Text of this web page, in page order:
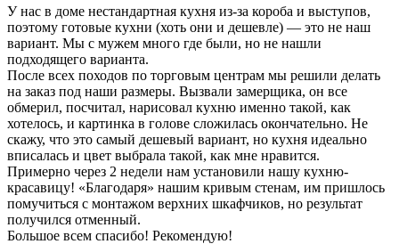
У нас в доме нестандартная кухня из-за короба и выступов,
поэтому готовые кухни (хоть они и дешевле) — это не наш
вариант. Мы с мужем много где были, но не нашли
подходящего варианта.
После всех походов по торговым центрам мы решили делать
на заказ под наши размеры. Вызвали замерщика, он все
обмерил, посчитал, нарисовал кухню именно такой, как
хотелось, и картинка в голове сложилась окончательно. Не
скажу, что это самый дешевый вариант, но кухня идеально
вписалась и цвет выбрала такой, как мне нравится.
Примерно через 2 недели нам установили нашу кухню-
красавицу! «Благодаря» нашим кривым стенам, им пришлось
помучиться с монтажом верхних шкафчиков, но результат
получился отменный.
Большое всем спасибо! Рекомендую!